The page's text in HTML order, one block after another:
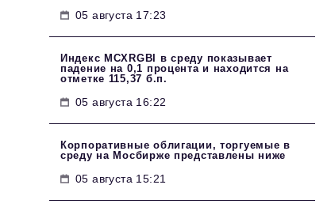
05 августа 17:23
Индекс MCXRGBI в среду показывает
падение на 0,1 процента и находится на
отметке 115,37 б.п.
05 августа 16:22
Корпоративные облигации, торгуемые в
среду на Мосбирже представлены ниже
05 августа 15:21